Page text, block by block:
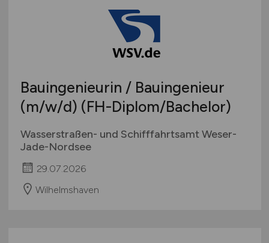
Bauingenieurin / Bauingenieur
(m/w/d) (FH-Diplom/Bachelor)
Wasserstraßen- und Schifffahrtsamt Weser-
Jade-Nordsee
29.07.2026
Wilhelmshaven